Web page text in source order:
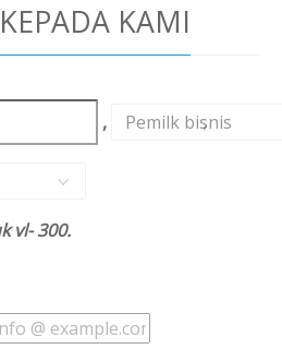
KAMI
, Pemilk bisnis
,
vl- 300.